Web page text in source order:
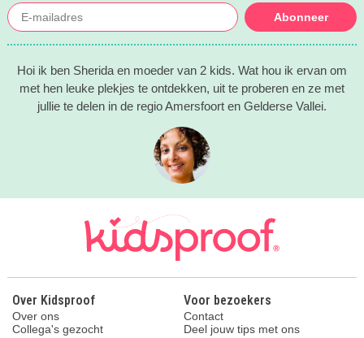
Abonneer
Hoi ik ben Sherida en moeder van 2 kids. Wat hou ik ervan om
met hen leuke plekjes te ontdekken, uit te proberen en ze met
jullie te delen in de regio Amersfoort en Gelderse Vallei.
Over Kidsproof
Over ons
Collega's gezocht
Voor bezoekers
Contact
Deel jouw tips met ons